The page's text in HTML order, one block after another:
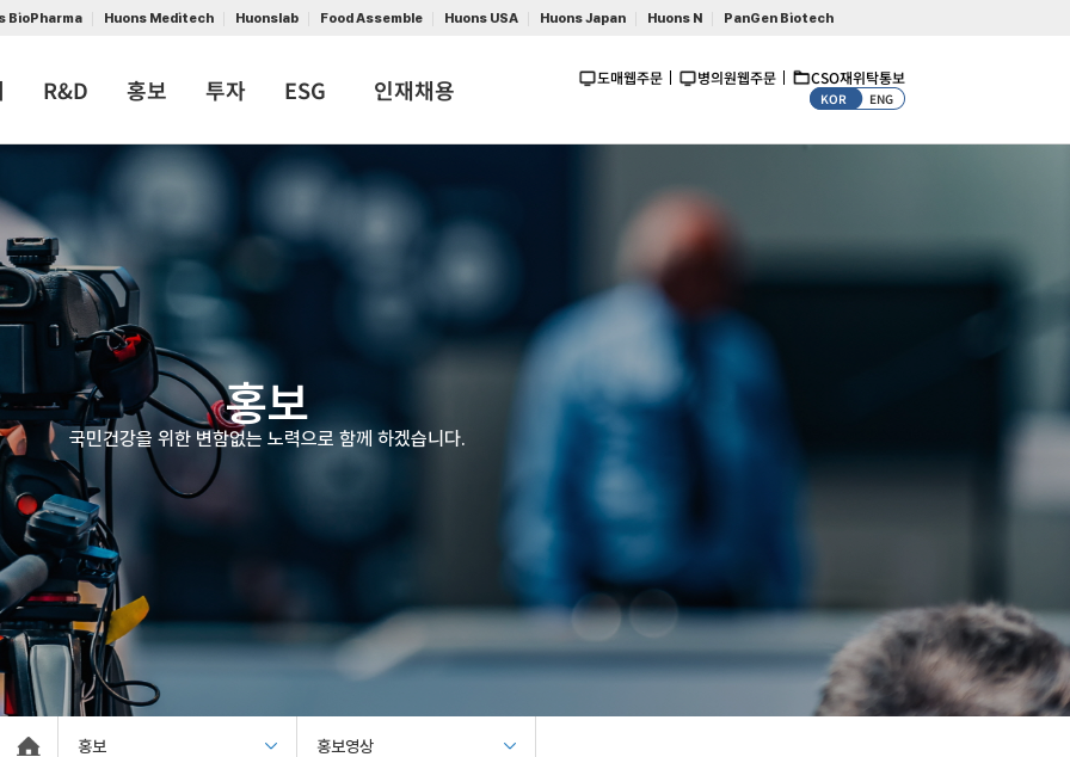
BioPharma Huons Meditech Huonslab Food Assemble Huons USA Huons Japan Huons N PanGen Biotech
R&D 홍보 투자 ESG 인재채용 도매웹주문 병의원웹주문 CSO재위탁통보
KOR ENG
홍보
국민건강을 위한 변함없는 노력으로 함께 하겠습니다.
홍보 홍보영상